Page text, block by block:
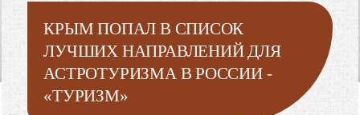
КРЫМ ПОПАЛ В СПИСОК
ЛУЧШИХ НАПРАВЛЕНИЙ ДЛЯ
АСТРОТУРИЗМА В РОССИИ -
«ТУРИЗМ»